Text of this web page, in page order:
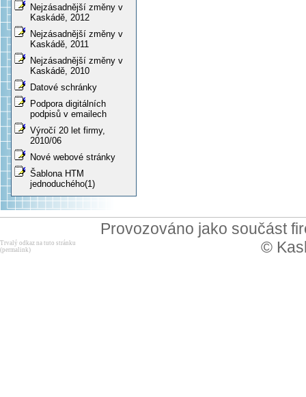
Nejzásadnější změny v
Kaskádě, 2012
Nejzásadnější změny v
Kaskádě, 2011
Nejzásadnější změny v
Kaskádě, 2010
Datové schránky
Podpora digitálních
podpisů v emailech
Výročí 20 let firmy,
2010/06
Nové webové stránky
Šablona HTM
jednoduchého(1)
Provozováno jako součást
©
Trvalý odkaz na tuto stránku
(permalink)